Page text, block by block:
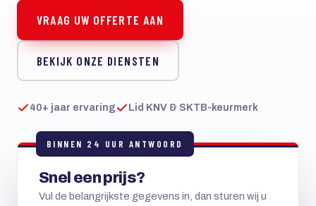
VRAAG UW OFFERTE AAN
BEKIJK ONZE DIENSTEN
40+ jaar ervaring Lid KNV & SKTB-keurmerk
BINNEN 24 UUR ANTWOORD
Snel een prijs?
Vul de belangrijkste gegevens in, dan sturen wij u